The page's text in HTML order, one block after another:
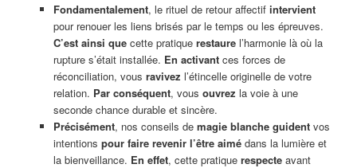
Fondamentalement, le rituel de retour affectif intervient
pour renouer les liens brisés par le temps ou les épreuves.
C’est ainsi quecette pratique restaurel’harmonie là où la
rupture s’était installée. En activantces forces de
réconciliation, vous ravivez l’étincelle originelle de votre
relation. Par conséquent, vous ouvrez la voie à une
seconde chance durable et sincère.
Précisément, nos conseils demagie blanche guidentvos
intentions pour faire revenir l’être aimédans la lumière et
la bienveillance. En effet, cette pratique respecteavant